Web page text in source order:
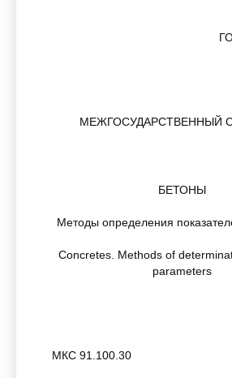
МЕЖГОСУДАРСТВЕННЫЙ
БЕТОНЫ
Методы определения
Concretes. Methods of
parameters
МКС 91.100.30